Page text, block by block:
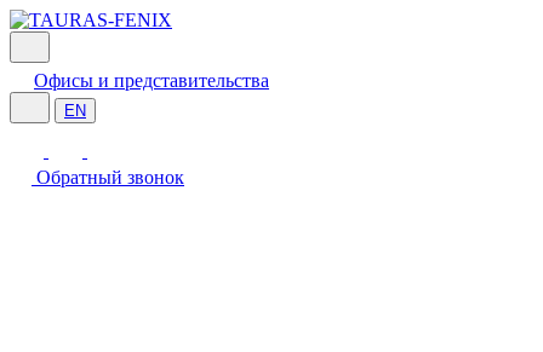
Офисы и представительства
EN
Обратный звонок